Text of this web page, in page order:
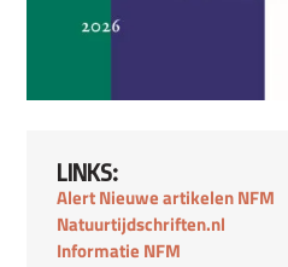
LINKS:
Alert Nieuwe artikelen NFM
Natuurtijdschriften.nl
Informatie NFM